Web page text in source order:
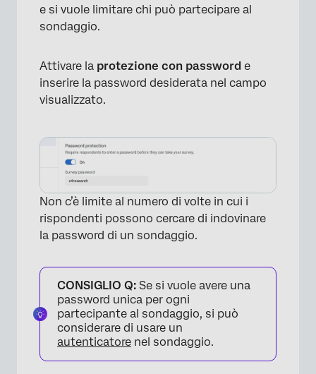
×
e si vuole limitare chi può partecipare al
sondaggio.
Attivare la protezione con password e
inserire la password desiderata nel campo
visualizzato.
Non c’è limite al numero di volte in cui i
rispondenti possono cercare di indovinare
la password di un sondaggio.
CONSIGLIO Q: Se si vuole avere una
password unica per ogni
partecipante al sondaggio, si può
considerare di usare un
autenticatore nel sondaggio.